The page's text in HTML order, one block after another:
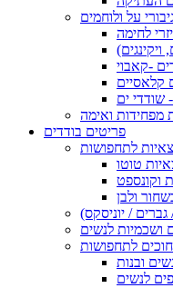
על ולוחמים
לחימה
-קאבוי
קלאסיים
ים
מפחידות ואימה
פריטים בודדים
לתחפושות
טוטו
וקונספט
ולבן
/ יוניסקס)
ושכמיות לנשים
לתחפושות
ובנות
לנשים